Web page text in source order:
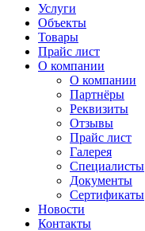
Услуги
Объекты
Товары
Прайс лист
О компании
О компании
Партнёры
Реквизиты
Отзывы
Прайс лист
Галерея
Специалисты
Документы
Сертификаты
Новости
Контакты